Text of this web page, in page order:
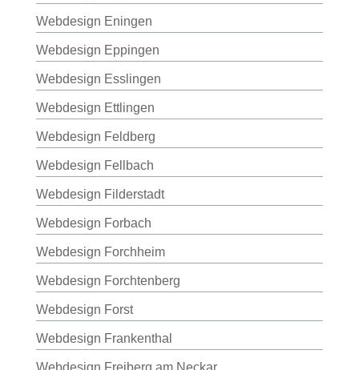
Webdesign Eningen
Webdesign Eppingen
Webdesign Esslingen
Webdesign Ettlingen
Webdesign Feldberg
Webdesign Fellbach
Webdesign Filderstadt
Webdesign Forbach
Webdesign Forchheim
Webdesign Forchtenberg
Webdesign Forst
Webdesign Frankenthal
Webdesign Freiberg am Neckar